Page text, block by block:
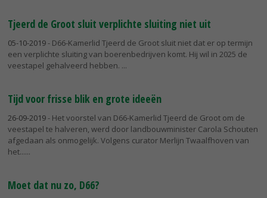
Tjeerd de Groot sluit verplichte sluiting niet uit
05-10-2019- D66-Kamerlid Tjeerd de Groot sluit niet dat er op termijn
een verplichte sluiting van boerenbedrijven komt. Hij wil in 2025 de
veestapel gehalveerd hebben.
Tijd voor frisse blik en grote ideeën
26-09-2019- Het voorstel van D66-Kamerlid Tjeerd de Groot om de
veestapel te halveren, werd door landbouwminister Carola Schouten
afgedaan als onmogelijk. Volgens curator Merlijn Twaalfhoven van
het...
Moet dat nu zo, D66?